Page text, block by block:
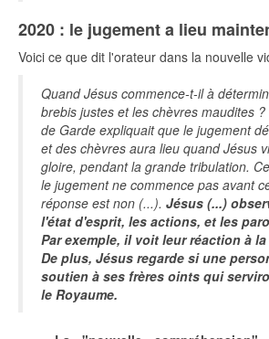
2020 : le jugement a lieu
Voici ce que dit l'orateur dans la nouvelle
Quand Jésus commence-t-il à
brebis justes et les chèvres maudites
de Garde expliquait que le jugement
et des chèvres aura lieu quand Jésus
gloire, pendant la grande tribulation.
le jugement ne commence pas avant
réponse est non (...). Jésus (...)
l'état d'esprit, les actions, et les
Par exemple, il voit leur réaction à
De plus, Jésus regarde si une
soutien à ses frères oints qui
le Royaume.